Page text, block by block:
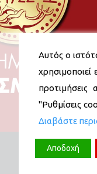
Αυτός ο
"Ρυθμίσεις
Διαβάστε
Αποδοχή